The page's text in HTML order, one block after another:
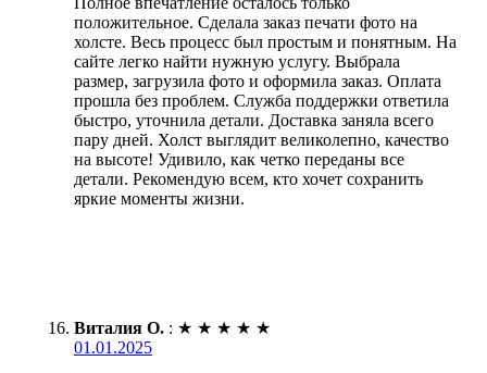
положительное. Сделала заказ печати фото на
холсте. Весь процесс был простым и понятным. На
сайте легко найти нужную услугу. Выбрала
размер, загрузила фото и оформила заказ. Оплата
прошла без проблем. Служба поддержки ответила
быстро, уточнила детали. Доставка заняла всего
пару дней. Холст выглядит великолепно, качество
на высоте! Удивило, как четко переданы все
детали. Рекомендую всем, кто хочет сохранить
яркие моменты жизни.
Виталия О. : ★ ★ ★ ★ ★
01.01.2025